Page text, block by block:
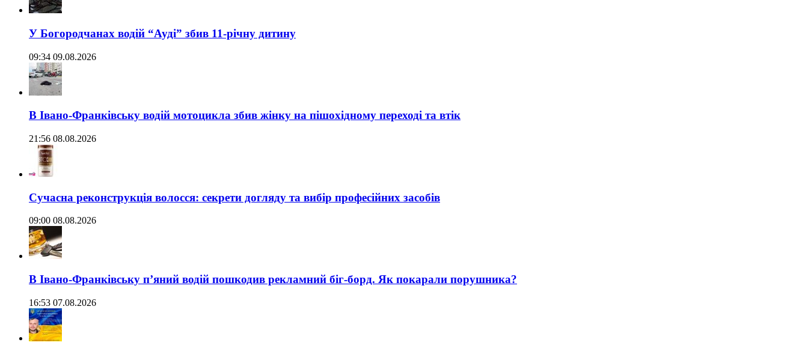
У Богородчанах водій “Ауді” збив 11-річну дитину
09:34 09.08.2026
В Івано-Франківську водій мотоцикла збив жінку на пішохідному переході та втік
21:56 08.08.2026
Сучасна реконструкція волосся: секрети догляду та вибір професійних засобів
09:00 08.08.2026
В Івано-Франківську п’яний водій пошкодив рекламний біг-борд. Як покарали порушника?
16:53 07.08.2026